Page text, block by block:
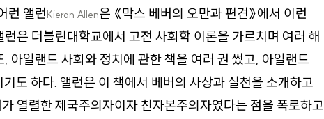
런 앨런Kieran Allen은 《막스 베버의 오만과 편견》에서 이런
은 더블린대학교에서 고전 사회학 이론을 가르치며 여러 해
아일랜드 사회와 정치에 관한 책을 여러 권 썼고, 아일랜드
기도 하다. 앨런은 이 책에서 베버의 사상과 실천을 소개하고
열렬한 제국주의자이자 친자본주의자였다는 점을 폭로하고